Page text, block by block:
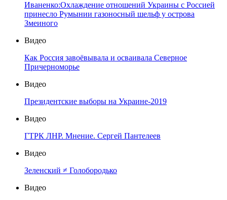
Иваненко:Охлаждение отношений Украины с Россией
принесло Румынии газоносный шельф у острова
Змеиного
Видео
Как Россия завоёвывала и осваивала Северное
Причерноморье
Видео
Президентские выборы на Украине-2019
Видео
ГТРК ЛНР. Мнение. Сергей Пантелеев
Видео
Зеленский ≠ Голобородько
Видео